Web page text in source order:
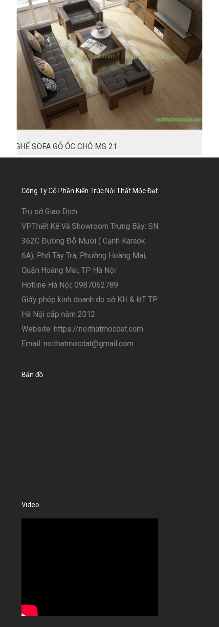
GHẾ SOFA GỖ ÓC CHÓ MS 21
Công Ty Cổ Phần Kiến Trúc Nội Thất Mộc Đạt
Trụ sở Giao Dịch:
VP.Thiết Kế Và Showroom Trưng Bày: SN
362C Đường Đỗ Mười ( Cạnh Karaok
6A), Phố Tây Trà, Phường Hoàng Mai,
Quận Hoàng Mai, TP Hà Nội
Hotline Hà Nội: 0987062789
Giấy phép kinh doanh do sở KH & ĐT TP
Hà Nội cấp năm 2012
Website: https://noithatmocdat.com
Email: noithatmocdat@gmail.com
Bản đồ
Video